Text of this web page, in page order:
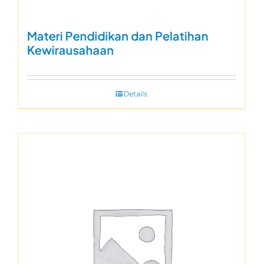
Materi Pendidikan dan Pelatihan
Kewirausahaan
Details